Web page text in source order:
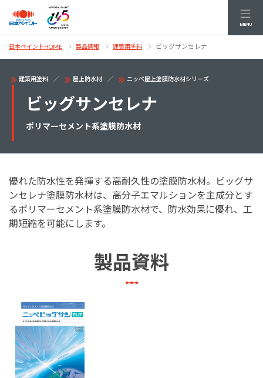
MENU
日本ペイントHOME 製品情報 建築用塗料 ビッグサンセレナ
建築用塗料 屋上防水材 ニッペ屋上塗膜防水材シリーズ
ビッグサンセレナ
ポリマーセメント系塗膜防水材
優れた防水性を発揮する高耐久性の塗膜防水材。ビッグサ
ンセレナ塗膜防水材は、高分子エマルションを主成分とす
るポリマーセメント系塗膜防水材で、防水効果に優れ、工
期短縮を可能にします。
製品資料